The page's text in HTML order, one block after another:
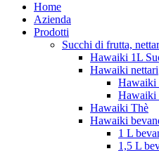
Home
Azienda
Prodotti
Succhi di frutta,
Hawaiki 1L
Hawaiki nettari
Hawaiki
Hawaiki
Hawaiki Thè
Hawaiki
1 L
1,5 L